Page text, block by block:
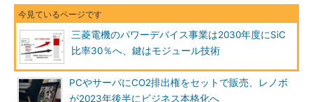
三菱電機のパワーデバイス事業は2030年度にSiC
比率30％へ、鍵はモジュール技術
PCやサーバにCO2排出権をセットで販売、レノボ
が2023年後半にビジネス本格化へ